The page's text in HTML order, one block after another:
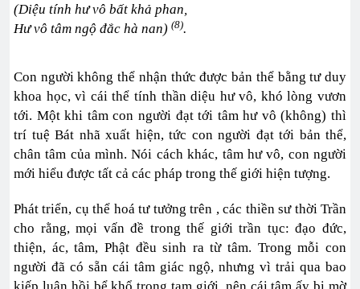
(Diệu tính hư vô bất khả phan,
Hư vô tâm ngộ đắc hà nan) (8).
Con người không thể nhận thức được bản thể bằng tư duy
khoa học, vì cái thể tính thần diệu hư vô, khó lòng vươn
tới. Một khi tâm con người đạt tới tâm hư vô (không) thì
trí tuệ Bát nhã xuất hiện, tức con người đạt tới bản thể,
chân tâm của mình. Nói cách khác, tâm hư vô, con người
mới hiểu được tất cả các pháp trong thế giới hiện tượng.
Phát triển, cụ thể hoá tư tưởng trên , các thiền sư thời Trần
cho rằng, mọi vấn đề trong thế giới trần tục: đạo đức,
thiện, ác, tâm, Phật đều sinh ra từ tâm. Trong mỗi con
người đã có sẵn cái tâm giác ngộ, nhưng vì trải qua bao